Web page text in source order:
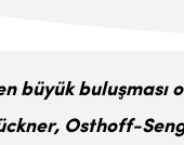
büyük
Osthoff-